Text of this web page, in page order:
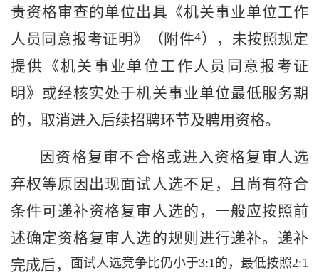
责资格审查的单位出具《机关事业单位工作
人员同意报考证明》（附件4），未按照规定
提供《机关事业单位工作人员同意报考证
明》或经核实处于机关事业单位最低服务期
的， 取消进入后续招聘环节及聘用 资格。
因资格复审不合格或进入资格复审人选
弃权等原因出现面试人选不足，
且尚有符合
条件可递补资格复审人选的，一般应按照前
述确定资格复审人选的规则进行递补。递补
完成后，
面试人选竞争比仍小于3:1的，最低按照2:1